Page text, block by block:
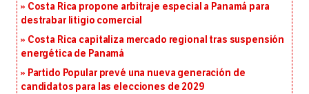
Costa Rica propone arbitraje especial a Panamá para
destrabar litigio comercial
Costa Rica capitaliza mercado regional tras suspensión
energética de Panamá
Partido Popular prevé una nueva generación de
candidatos para las elecciones de 2029